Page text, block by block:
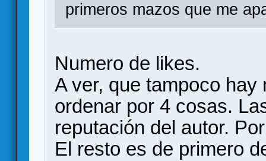
primeros mazos que me
Numero de likes.
A ver, que tampoco
ordenar por 4 cosas.
reputación del autor.
El resto es de primero